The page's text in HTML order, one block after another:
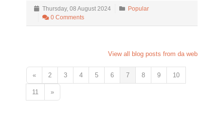
Thursday, 08 August 2024
Popular
0 Comments
View all blog posts from da web
« 2 3 4 5 6 7 8 9 10
11 »